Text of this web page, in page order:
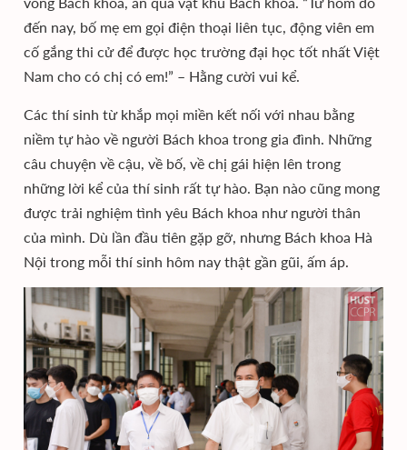
đến nay, bố mẹ em gọi điện thoại liên tục, động viên em
cố gắng thi cử để được học trường đại học tốt nhất Việt
Nam cho có chị có em!” – Hằng cười vui kể.
Các thí sinh từ khắp mọi miền kết nối với nhau bằng
niềm tự hào về người Bách khoa trong gia đình. Những
câu chuyện về cậu, về bố, về chị gái hiện lên trong
những lời kể của thí sinh rất tự hào. Bạn nào cũng mong
được trải nghiệm tình yêu Bách khoa như người thân
của mình. Dù lần đầu tiên gặp gỡ, nhưng Bách khoa Hà
Nội trong mỗi thí sinh hôm nay thật gần gũi, ấm áp.